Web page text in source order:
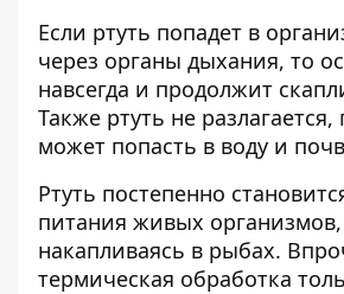
Если ртуть попадет в
через органы дыхания, то
навсегда и продолжит
Также ртуть не разлагается,
может попасть в воду и
Ртуть постепенно
питания живых организмов,
накапливаясь в рыбах.
термическая обработка